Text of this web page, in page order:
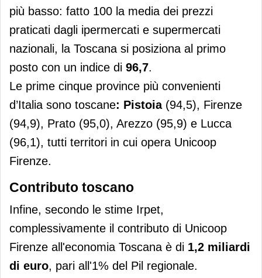
più basso: fatto 100 la media dei prezzi
praticati dagli ipermercati e supermercati
nazionali, la Toscana si posiziona al primo
posto con un indice di 96,7.
Le prime cinque province più convenienti
d’Italia sono toscane: Pistoia(94,5), Firenze
(94,9), Prato (95,0), Arezzo (95,9) e Lucca
(96,1), tutti territori in cui opera Unicoop
Firenze.
Contributo toscano
Infine, secondo le stime Irpet,
complessivamente il contributo di Unicoop
Firenze all'economia Toscana è di 1,2 miliardi
di euro, pari all'1% del Pil regionale.